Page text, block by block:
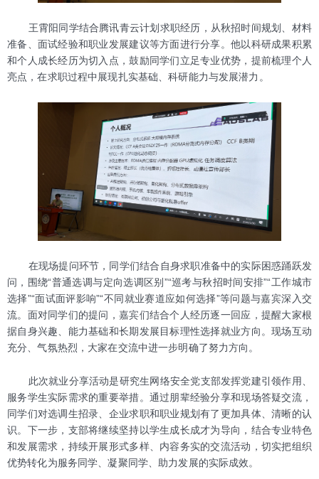
王霄阳同学结合腾讯青云计划求职经历，从秋招时间规划、材料
准备、面试经验和职业发展建议等方面进行分享。他以科研成果积累
和个人成长经历为切入点，鼓励同学们立足专业优势，提前梳理个人
亮点，在求职过程中展现扎实基础、科研能力与发展潜力。
在现场提问环节，同学们结合自身求职准备中的实际困惑踊跃发
问，围绕“普通选调与定向选调区别”“巡考与秋招时间安排”“工作城市
选择”“面试面评影响”“不同就业赛道应如何选择”等问题与嘉宾深入交
流。面对同学们的提问，嘉宾们结合个人经历逐一回应，提醒大家根
据自身兴趣、能力基础和长期发展目标理性选择就业方向。现场互动
充分、气氛热烈，大家在交流中进一步明确了努力方向。
此次就业分享活动是研究生网络安全党支部发挥党建引领作用、
服务学生实际需求的重要举措。通过朋辈经验分享和现场答疑交流，
同学们对选调生招录、企业求职和职业规划有了更加具体、清晰的认
识。下一步，支部将继续坚持以学生成长成才为导向，结合专业特色
和发展需求，持续开展形式多样、内容务实的交流活动，切实把组织
优势转化为服务同学、凝聚同学、助力发展的实际成效。